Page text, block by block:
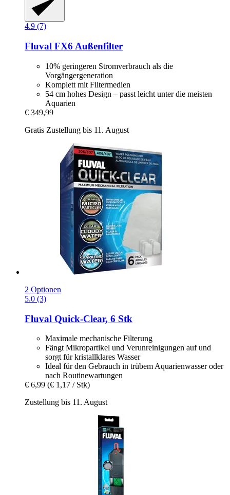
4.9 (7)
Fluval FX6 Außenfilter
10% geringeren Stromverbrauch als die
Vorgängergeneration
Komplett mit Filtermedien
54 cm hohes Design – passt leicht unter die meisten
Aquarien
€ 349,99
Gratis Zustellung bis 11. August
2 Optionen
5.0 (3)
Fluval Quick-​Clear, 6 Stk
Maximale mechanische Filterung
Fängt Mikropartikel und Verunreinigungen auf und
sorgt für kristallklares Wasser
Ideal für den Gebrauch in trübem Aquarienwasser oder
nach Routinewartungen
€ 6,99 (€ 1,17 / Stk)
Zustellung bis 11. August